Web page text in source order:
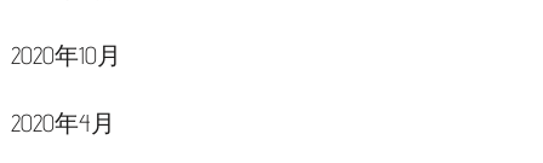
2020年10月
2020年4月